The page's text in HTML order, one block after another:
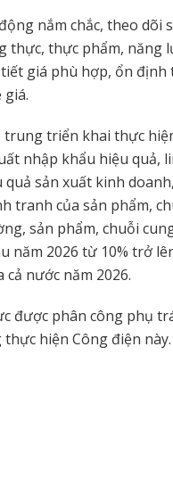
nắm chắc, theo dõi
thực, thực phẩm, năng
giá phù hợp, ổn
giá.
triển khai thực
nhập khẩu hiệu quả,
sản xuất kinh
tranh của sản phẩm,
sản phẩm, chuỗi
năm 2026 từ 10% trở
nước năm 2026.
được phân công phụ
hiện Công điện này.